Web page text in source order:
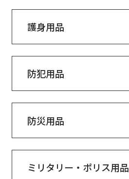
護身用品
防犯用品
防災用品
ミリタリー・ポリス用品